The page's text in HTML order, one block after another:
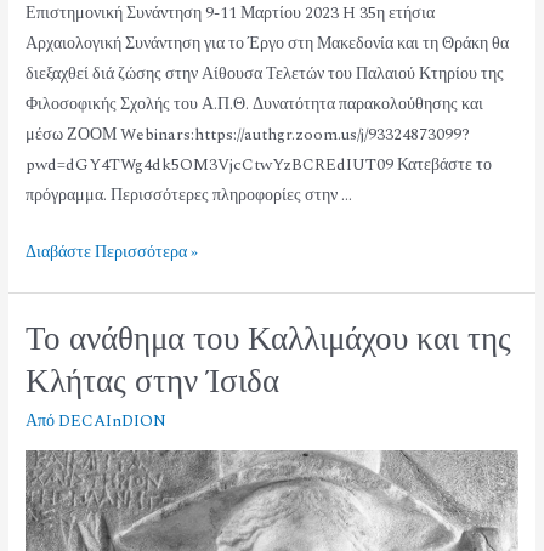
Επιστημονική Συνάντηση 9-11 Μαρτίου 2023 H 35η ετήσια
Αρχαιολογική Συνάντηση για το Έργο στη Μακεδονία και τη Θράκη θα
διεξαχθεί διά ζώσης στην Αίθουσα Τελετών του Παλαιού Κτηρίου της
Φιλοσοφικής Σχολής του Α.Π.Θ. Δυνατότητα παρακολούθησης και
μέσω ΖΟΟΜ Webinars:https://authgr.zoom.us/j/93324873099?
pwd=dGY4TWg4dk5OM3VjcCtwYzBCREdIUT09 Κατεβάστε το
πρόγραμμα. Περισσότερες πληροφορίες στην …
Διαβάστε Περισσότερα »
Το ανάθημα του Καλλιμάχου και της
Κλήτας στην Ίσιδα
Από DECAInDION